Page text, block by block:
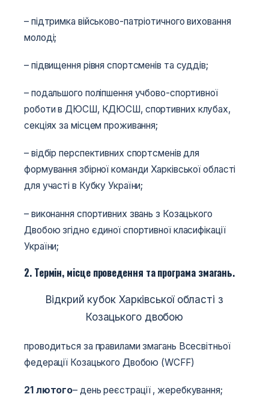
– підтримка військово-патріотичного виховання
молоді;
– підвищення рівня спортсменів та суддів;
– подальшого поліпшення учбово-спортивної
роботи в ДЮСШ, КДЮСШ, спортивних клубах,
секціях за місцем проживання;
– відбір перспективних спортсменів для
формування збірної команди Харківської області
для участі в Кубку України;
– виконання спортивних звань з Козацького
Двобою згідно єдиної спортивної класифікації
України;
2. Термін, місце проведення та програма змагань.
Відкрий кубок Харківської області з
Козацького двобою
проводиться за правилами змагань Всесвітньої
федерації Козацького Двобою (WCFF)
21 лютого– день реєстрації , жеребкування;